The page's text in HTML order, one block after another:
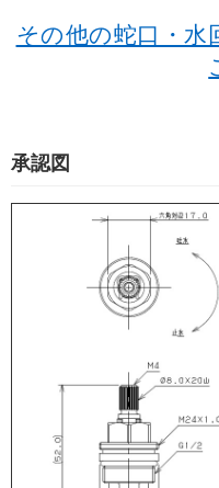
その他の蛇口・水
承認図